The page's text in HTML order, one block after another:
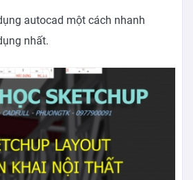
autocad một cách nhanh
nhất.